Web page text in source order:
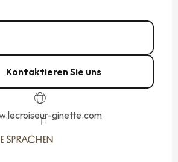
Kontaktieren Sie uns
ginette.com
SPRACHEN
SPRACHEN